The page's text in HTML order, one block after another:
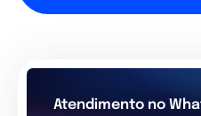
Atendimento no